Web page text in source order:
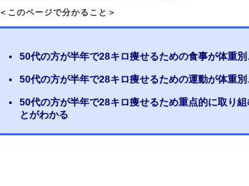
＜このページで分かること＞
50代の方が半年で28キロ痩せるための食事が体重
50代の方が半年で28キロ痩せるための運動が体重
50代の方が半年で28キロ痩せるため重点的に取り
とがわかる